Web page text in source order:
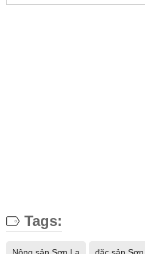
Tags: